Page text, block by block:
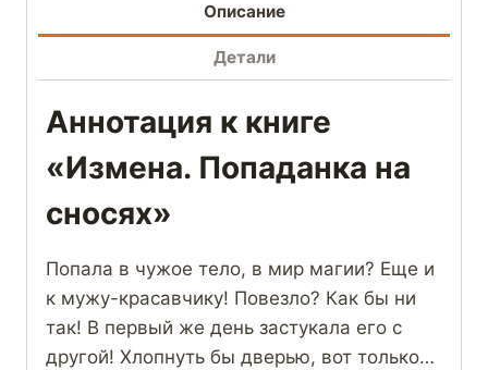
Описание
Детали
Аннотация к книге
«Измена. Попаданка на
сносях»
Попала в чужое тело, в мир магии? Еще и
к мужу-красавчику! Повезло? Как бы ни
так! В первый же день застукала его с
другой! Хлопнуть бы дверью, вот только…